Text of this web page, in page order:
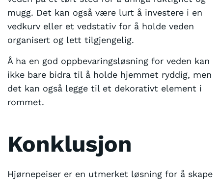
mugg. Det kan også være lurt å investere i en
vedkurv eller et vedstativ for å holde veden
organisert og lett tilgjengelig.
Å ha en god oppbevaringsløsning for veden kan
ikke bare bidra til å holde hjemmet ryddig, men
det kan også legge til et dekorativt element i
rommet.
Konklusjon
Hjørnepeiser er en utmerket løsning for å skape